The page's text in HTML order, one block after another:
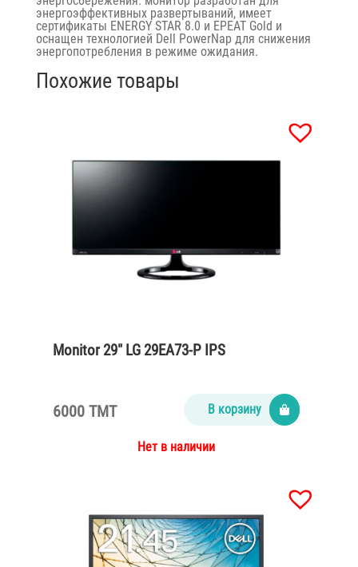
энергоэффективных развертываний, имеет
сертификаты ENERGY STAR 8.0 и EPEAT Gold и
оснащен технологией Dell PowerNap для снижения
энергопотребления в режиме ожидания.
Похожие товары
Monitor 29″ LG 29EA73-P IPS
6000 TMT В корзину
Нет в наличии